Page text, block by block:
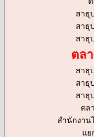
สาธุ
สาธุ
สาธุ
ตล
สาธุ
สาธุ
สาธุ
ตล
สำนักงาน
แย